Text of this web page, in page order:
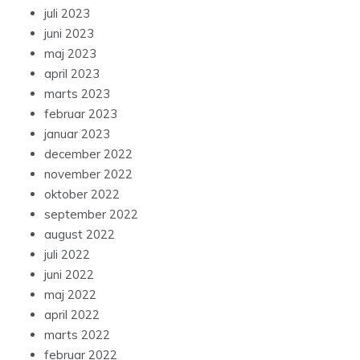
juli 2023
juni 2023
maj 2023
april 2023
marts 2023
februar 2023
januar 2023
december 2022
november 2022
oktober 2022
september 2022
august 2022
juli 2022
juni 2022
maj 2022
april 2022
marts 2022
februar 2022